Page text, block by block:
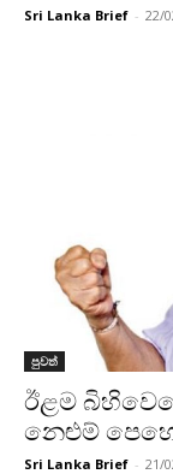
Sri Lanka Brief - 22/
පුවත්
ඊළම
නෙළුම්
Sri Lanka Brief - 21/